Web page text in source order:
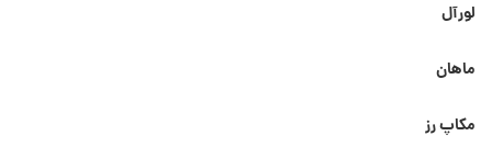
لورآل
ماهان
مکاپ رز